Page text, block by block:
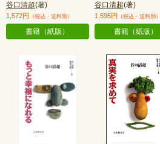
谷口清超(著)
1,572円 （税込・送料別）
書籍（紙版）
谷口清超(著)
1,595円 （税込・送料別）
書籍（紙版）